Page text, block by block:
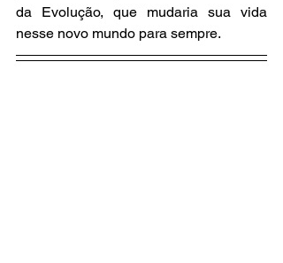
da Evolução, que mudaria sua vida
nesse novo mundo para sempre.